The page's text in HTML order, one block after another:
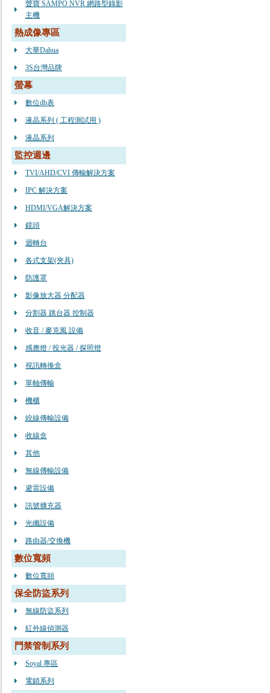
聲寶 SAMPO NVR 網路型錄影
主機
熱成像專區
大華Dahua
3S台灣品牌
螢幕
數位db表
液晶系列 ( 工程測試用 )
液晶系列
監控週邊
TVI/AHD/CVI 傳輸解決方案
IPC 解決方案
HDMI/VGA解決方案
鏡頭
迴轉台
各式支架(夾具)
防護罩
影像放大器 分配器
分割器 跳台器 控制器
收音 / 麥克風 設備
感應燈 / 投光器 / 探照燈
視訊轉換盒
單軸傳輸
機櫃
絞線傳輸設備
收線盒
其他
無線傳輸設備
避雷設備
訊號擴充器
光纖設備
路由器/交換機
數位寬頻
數位寬頻
保全防盜系列
無線防盜系列
紅外線偵測器
門禁管制系列
Soyal 專區
電鎖系列